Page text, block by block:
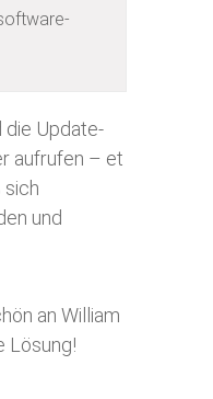
die Update-
aufrufen – et
sich
und
an William
Lösung!